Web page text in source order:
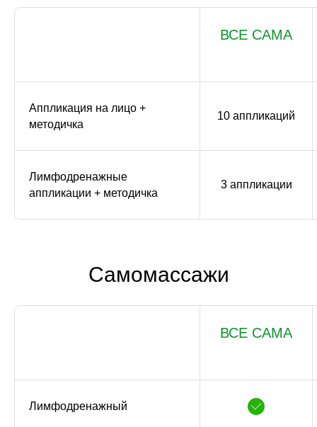
ВСЕ САМА
Аппликация на лицо +
методичка
10 аппликаций
Лимфодренажные
аппликации + методичка
3 аппликации
Самомассажи
ВСЕ САМА
Лимфодренажный